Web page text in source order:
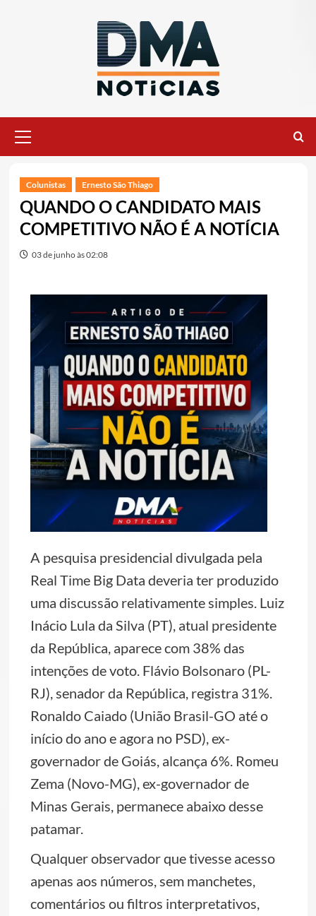
principal
Colunistas Ernesto São Thiago
QUANDO O CANDIDATO MAIS
COMPETITIVO NÃO É A NOTÍCIA
03 de junho às 02:08
A pesquisa presidencial divulgada pela
Real Time Big Data deveria ter produzido
uma discussão relativamente simples. Luiz
Inácio Lula da Silva (PT), atual presidente
da República, aparece com 38% das
intenções de voto. Flávio Bolsonaro (PL-
RJ), senador da República, registra 31%.
Ronaldo Caiado (União Brasil-GO até o
início do ano e agora no PSD), ex-
governador de Goiás, alcança 6%. Romeu
Zema (Novo-MG), ex-governador de
Minas Gerais, permanece abaixo desse
patamar.
Qualquer observador que tivesse acesso
apenas aos números, sem manchetes,
comentários ou filtros interpretativos,